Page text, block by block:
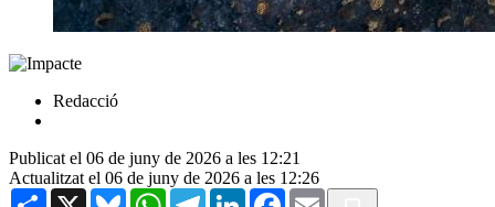
Redacció
Publicat el 06 de juny de 2026 a les 12:21
Actualitzat el 06 de juny de 2026 a les 12:26
Share X BlueskyWhatsAppTelegramLinkedInFacebook
Email